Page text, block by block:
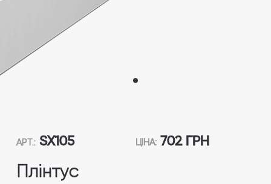
АРТ.:SX105 ЦІНА: 702 ГРН
Плінтус